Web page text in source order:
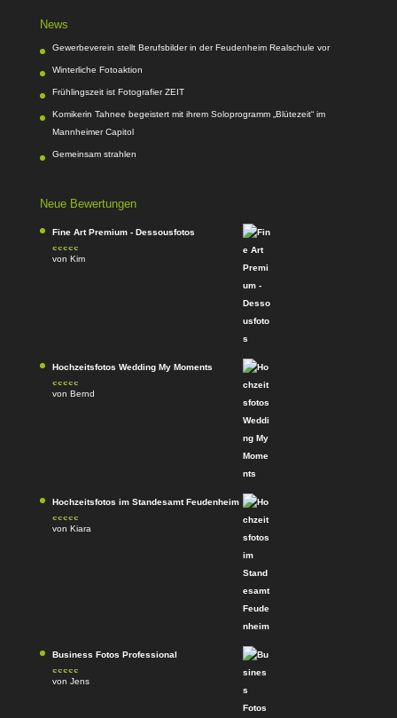
News
Gewerbeverein stellt Berufsbilder in der Feudenheim Realschule vor
Winterliche Fotoaktion
Frühlingszeit ist Fotografier ZEIT
Komikerin Tahnee begeistert mit ihrem Soloprogramm „Blütezeit“ im
Mannheimer Capitol
Gemeinsam strahlen
Neue Bewertungen
Fine Art Premium - Dessousfotos
Bewertet
von Kim
Hochzeitsfotos Wedding My Moments
Bewertet
von Bernd
Hochzeitsfotos im Standesamt Feudenheim
Bewertet
von Kiara
Business Fotos Professional
Bewertet mit
von Jens